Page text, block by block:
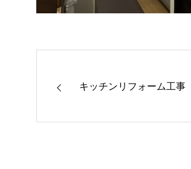
キッチンリフォーム工事